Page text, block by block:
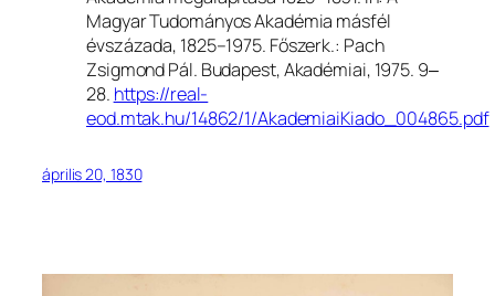
Magyar Tudományos Akadémia másfél
évszázada, 1825–1975. Főszerk.: Pach
Zsigmond Pál. Budapest, Akadémiai, 1975. 9‒
28. https://real-
eod.mtak.hu/14862/1/AkademiaiKiado_004865.pdf
április 20, 1830